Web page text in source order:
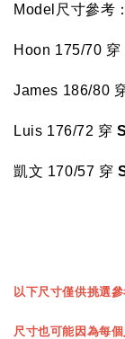
Model尺寸參考
Hoon 175/70 穿
James 186/80
Luis 176/72 穿S
凱文 170/57 穿
以下尺寸僅供挑選
尺寸也可能因為每